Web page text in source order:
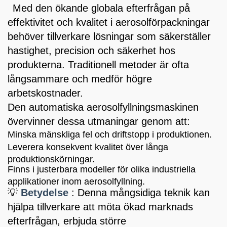
Med den ökande globala efterfrågan på
effektivitet och kvalitet i aerosolförpackningar
behöver tillverkare lösningar som säkerställer
hastighet, precision och säkerhet hos
produkterna. Traditionell metoder är ofta
långsammare och medför högre
arbetskostnader.
Den automatiska aerosolfyllningsmaskinen
övervinner dessa utmaningar genom att:
Minska mänskliga fel och driftstopp i produktionen.
Leverera konsekvent kvalitet över långa
produktionskörningar.
Finns i justerbara modeller för olika industriella
applikationer inom aerosolfyllning.
💡 Betydelse : Denna mångsidiga teknik kan
hjälpa tillverkare att möta ökad marknads
efterfrågan, erbjuda större